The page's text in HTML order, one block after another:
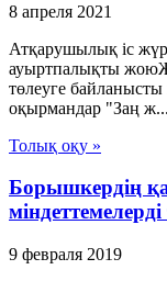
8 апреля 2021
Атқарушылық іс
ауыртпалықты
төлеуге байланысты
оқырмандар "Заң ж...
Толық оқу »
Борышкердің
9 февраля 2019